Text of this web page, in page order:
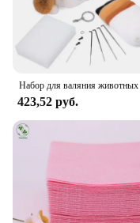
423,52 руб.